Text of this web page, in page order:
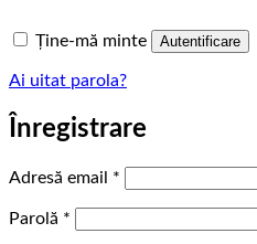
Ține-mă minte Autentificare
Ai uitat parola?
Înregistrare
Adresă email *
Parolă *